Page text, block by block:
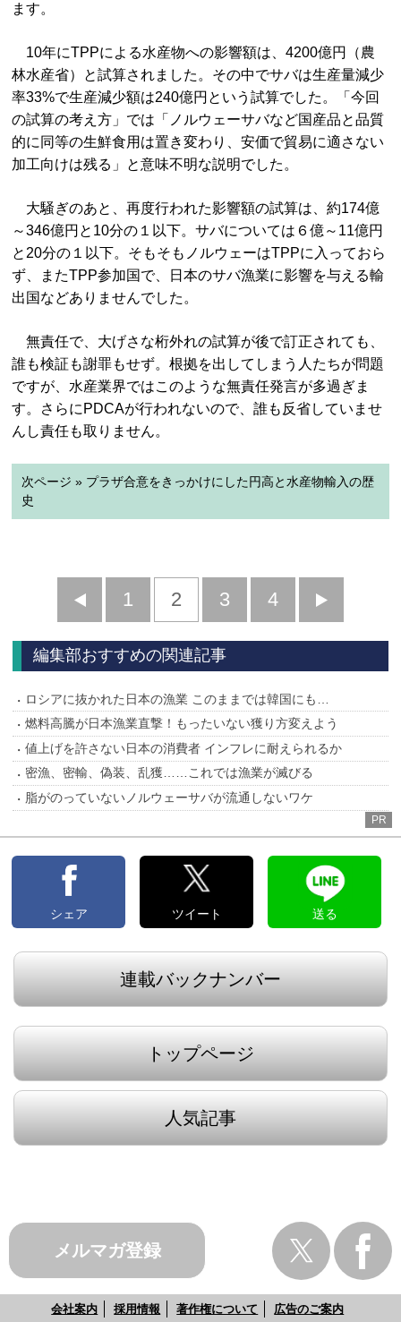
ます。
10年にTPPによる水産物への影響額は、4200億円（農
林水産省）と試算されました。その中でサバは生産量減少
率33%で生産減少額は240億円という試算でした。「今回
の試算の考え方」では「ノルウェーサバなど国産品と品質
的に同等の生鮮食用は置き変わり、安価で貿易に適さない
加工向けは残る」と意味不明な説明でした。
大騒ぎのあと、再度行われた影響額の試算は、約174億
～346億円と10分の１以下。サバについては６億～11億円
と20分の１以下。そもそもノルウェーはTPPに入っておら
ず、またTPP参加国で、日本のサバ漁業に影響を与える輸
出国などありませんでした。
無責任で、大げさな桁外れの試算が後で訂正されても、
誰も検証も謝罪もせず。根拠を出してしまう人たちが問題
ですが、水産業界ではこのような無責任発言が多過ぎま
す。さらにPDCAが行われないので、誰も反省していませ
んし責任も取りません。
次ページ » プラザ合意をきっかけにした円高と水産物輸入の歴
史
前
へ
1 2 3 4
へ
編集部おすすめの関連記事
ロシアに抜かれた日本の漁業 このままでは韓国にも…
燃料高騰が日本漁業直撃！もったいない獲り方変えよう
値上げを許さない日本の消費者 インフレに耐えられるか
密漁、密輸、偽装、乱獲……これでは漁業が滅びる
脂がのっていないノルウェーサバが流通しないワケ
PR
シェア ツイート 送る
連載バックナンバー
トップページ
人気記事
メルマガ登録
会社案内 採用情報 著作権について 広告のご案内